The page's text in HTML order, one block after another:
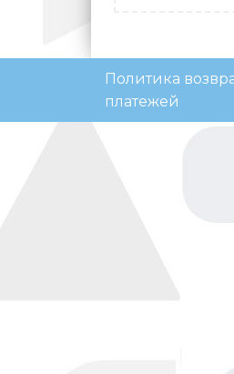
Политика
платежей